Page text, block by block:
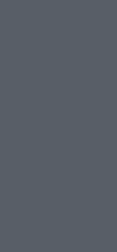
«Έντικ»